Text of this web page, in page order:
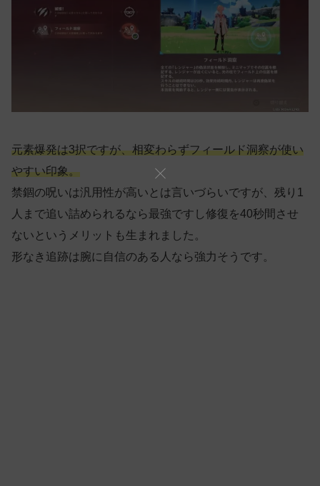
元素爆発は3択ですが、相変わらずフィールド洞察が使い
やすい印象。
禁錮の呪いは汎用性が高いとは言いづらいですが、残り1
人まで追い詰められるなら最強ですし修復を40秒間させ
ないというメリットも生まれました。
形なき追跡は腕に自信のある人なら強力そうです。